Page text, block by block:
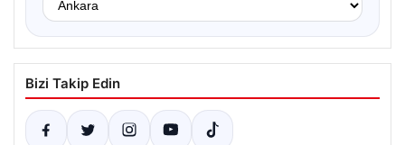
Bizi Takip Edin